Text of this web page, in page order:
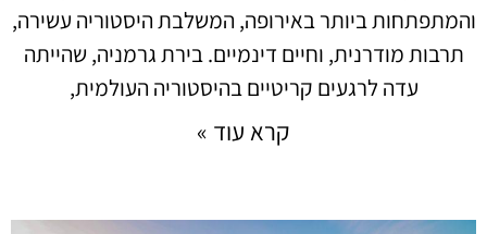
והמתפתחות ביותר באירופה, המשלבת היסטוריה עשירה,
תרבות מודרנית, וחיים דינמיים. בירת גרמניה, שהייתה
עדה לרגעים קריטיים בהיסטוריה העולמית,
קרא עוד »